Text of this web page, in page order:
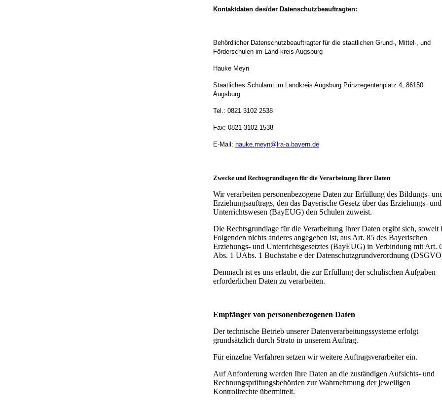
Kontaktdaten des/der Datenschutzbeauftragten:
Behördlicher Datenschutzbeauftragter für die staatlichen Grund-, Mittel-, und
Förderschulen im Land-kreis Augsburg
Hauke Meyn
Staatliches Schulamt im Landkreis Augsburg Prinzregentenplatz 4, 86150
Augsburg
Tel.: 0821 3102 2538
Fax: 0821 3102 1538
E-Mail: hauke.meyn@lra-a.bayern.de
Zwecke und Rechtsgrundlagen für die Verarbeitung Ihrer Daten
Wir verarbeiten personenbezogene Daten zur Erfüllung des Bildungs-
Erziehungsauftrags, den das Bayerische Gesetz über das Erziehungs- und
Unterrichtswesen (BayEUG) den Schulen zuweist.
Die Rechtsgrundlage für die Verarbeitung Ihrer Daten ergibt sich, soweit
Folgenden nichts anderes angegeben ist, aus Art. 85 des Bayerischen
Erziehungs- und Unterrichtsgesetztes (BayEUG) in Verbindung mit Art.
Abs. 1 UAbs. 1 Buchstabe e der Datenschutzgrundverordnung
Demnach ist es uns erlaubt, die zur Erfüllung der schulischen Aufgaben
erforderlichen Daten zu verarbeiten.
Empfänger von personenbezogenen Daten
Der technische Betrieb unserer Datenverarbeitungssysteme erfolgt
grundsätzlich durch Strato in unserem Auftrag.
Für einzelne Verfahren setzen wir weitere Auftragsverarbeiter ein.
Auf Anforderung werden Ihre Daten an die zuständigen Aufsichts- und
Rechnungsprüfungsbehörden zur Wahrnehmung der jeweiligen
Kontrollrechte übermittelt.